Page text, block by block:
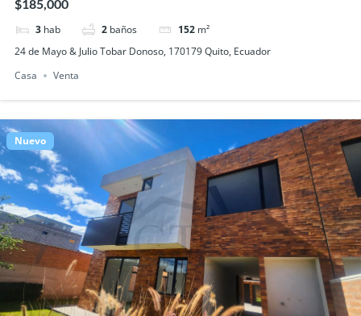
$185,000
3 hab 2 baños 152 m²
24 de Mayo & Julio Tobar Donoso, 170179 Quito, Ecuador
Casa
Venta
Nuevo